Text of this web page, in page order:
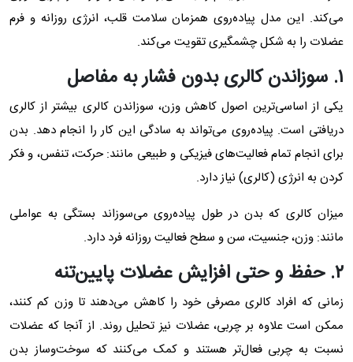
می‌کند. این مدل پیاده‌روی همزمان سلامت قلب، انرژی روزانه و فرم
عضلات را به شکل چشمگیری تقویت می‌کند.
۱. سوزاندن کالری بدون فشار به مفاصل
یکی از اساسی‌ترین اصول کاهش وزن، سوزاندن کالری بیشتر از کالری
دریافتی است. پیاده‌روی می‌تواند به سادگی این کار را انجام دهد. بدن
برای انجام تمام فعالیت‌های فیزیکی و طبیعی مانند: حرکت، تنفس، و فکر
کردن به انرژی (کالری) نیاز دارد.
میزان کالری که بدن در طول پیاده‌روی می‌سوزاند بستگی به عواملی
مانند: وزن، جنسیت، سن و سطح فعالیت روزانه فرد دارد.
۲. حفظ و حتی افزایش عضلات پایین‌تنه
زمانی که افراد کالری مصرفی خود را کاهش می‌دهند تا وزن کم کنند،
ممکن است علاوه بر چربی، عضلات نیز تحلیل روند. از آنجا که عضلات
نسبت به چربی فعال‌تر هستند و کمک می‌کنند که سوخت‌وساز بدن